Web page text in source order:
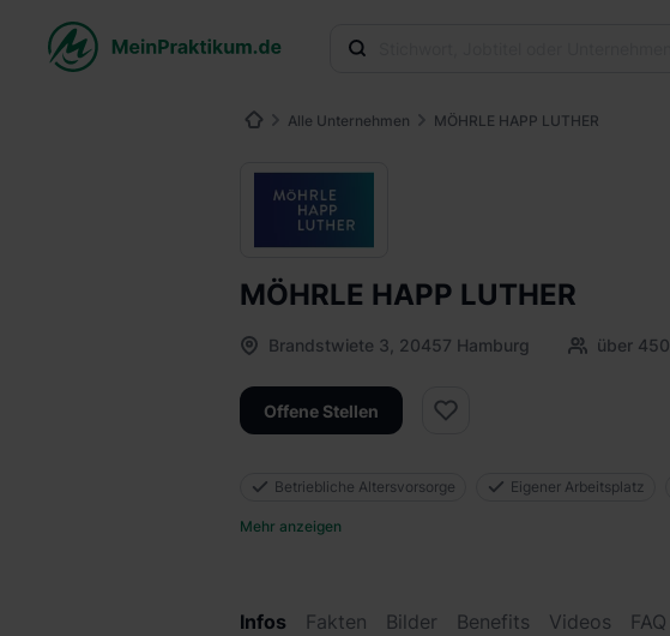
Alle Unternehmen MÖHRLE HAPP LUTHER
MÖHRLE HAPP LUTHER
Brandstwiete 3, 20457 Hamburg über 450
Offene Stellen
Betriebliche Altersvorsorge Eigener Arbeitsplatz
Mehr anzeigen
Infos Fakten Bilder Benefits Videos FAQ